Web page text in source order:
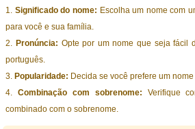
Significado do nome: Escolha um nome com
para você e sua família.
Pronúncia: Opte por um nome que seja fácil
português.
Popularidade: Decida se você prefere um
Combinação com sobrenome: Verifique
combinado com o sobrenome.